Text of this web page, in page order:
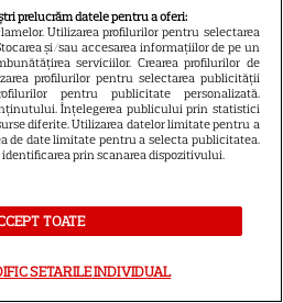
senzație prin dans
Johansson și Kristin
Thomas, din nou mamă
fiică pe ecran în „My
filmul pe SkyShowtime
VIDEO
prelucrăm datele pentru a oferi:
Utilizarea profilurilor pentru selectarea
și/sau accesarea informațiilor de pe un
serviciilor. Crearea profilurilor de
profilurilor pentru selectarea publicității
pentru publicitate personalizată.
Înțelegerea publicului prin statistici
diferite. Utilizarea datelor limitate pentru a
de date limitate pentru a selecta publicitatea.
identificarea prin scanarea dispozitivului.
TOATE
SETARILE INDIVIDUAL